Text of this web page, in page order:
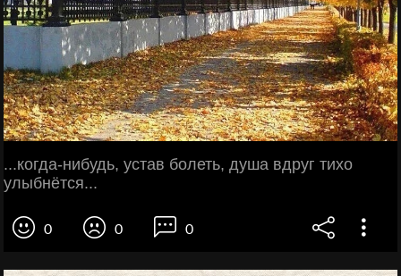
...когда-нибудь, устав болеть, душа вдруг тихо
улыбнётся...
0 0 0